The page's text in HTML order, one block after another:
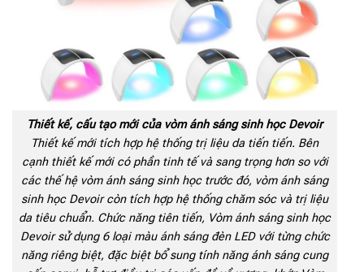
Thiết kế, cấu tạo mới của vòm ánh sáng sinh học Devoir
Thiết kế mới tích hợp hệ thống trị liệu da tiến tiến. Bên
cạnh thiết kế mới có phần tinh tế và sang trọng hơn so với
các thế hệ vòm ánh sáng sinh học trước đó, vòm ánh sáng
sinh học Devoir còn tích hợp hệ thống chăm sóc và trị liệu
da tiêu chuẩn. Chức năng tiên tiến, Vòm ánh sáng sinh học
Devoir sử dụng 6 loại màu ánh sáng đèn LED với từng chức
năng riêng biệt, đặc biệt bổ sung tính năng ánh sáng cung